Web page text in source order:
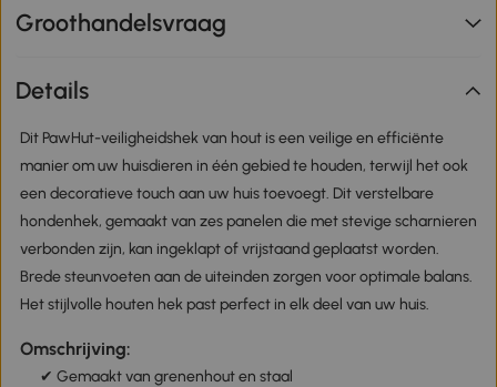
Groothandelsvraag
Details
Dit PawHut-veiligheidshek van hout is een veilige en efficiënte
manier om uw huisdieren in één gebied te houden, terwijl het ook
een decoratieve touch aan uw huis toevoegt. Dit verstelbare
hondenhek, gemaakt van zes panelen die met stevige scharnieren
verbonden zijn, kan ingeklapt of vrijstaand geplaatst worden.
Brede steunvoeten aan de uiteinden zorgen voor optimale balans.
Het stijlvolle houten hek past perfect in elk deel van uw huis.
Omschrijving:
✔ Gemaakt van grenenhout en staal